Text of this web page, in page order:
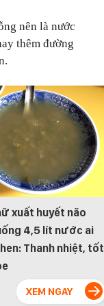
nên là nước
thêm đường
xuất huyết não
4,5 lít nước ai
Thanh nhiệt, tốt